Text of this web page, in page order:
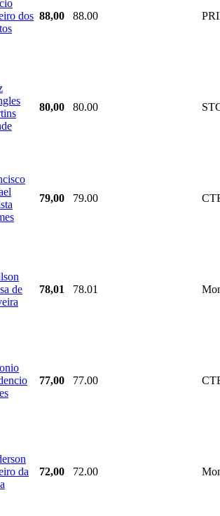
dos 88,00 88.00
80,00 80.00
79,00 79.00
de
78,01 78.01
77,00 77.00
da
72,00 72.00